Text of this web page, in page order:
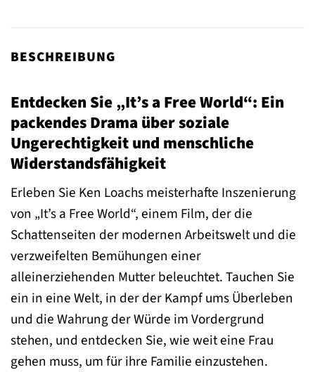
BESCHREIBUNG
Entdecken Sie „It’s a Free World“: Ein
packendes Drama über soziale
Ungerechtigkeit und menschliche
Widerstandsfähigkeit
Erleben Sie Ken Loachs meisterhafte Inszenierung
von „It’s a Free World“, einem Film, der die
Schattenseiten der modernen Arbeitswelt und die
verzweifelten Bemühungen einer
alleinerziehenden Mutter beleuchtet. Tauchen Sie
ein in eine Welt, in der der Kampf ums Überleben
und die Wahrung der Würde im Vordergrund
stehen, und entdecken Sie, wie weit eine Frau
gehen muss, um für ihre Familie einzustehen.